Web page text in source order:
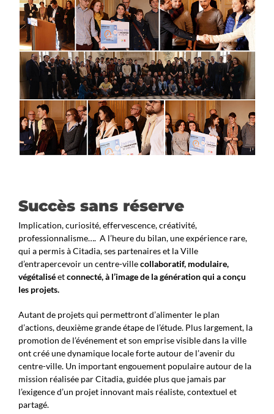
Succès sans réserve
Implication, curiosité, effervescence, créativité,
professionnalisme…. A l’heure du bilan, une expérience rare,
qui a permis à Citadia, ses partenaires et la Ville
d’entrapercevoir un centre-villecollaboratif, modulaire,
végétaliséetconnecté, à l’image de la génération qui a conçu
les projets.
Autant de projets qui permettront d’alimenter le plan
d’actions, deuxième grande étape de l’étude. Plus largement, la
promotion de l’événement et son emprise visible dans la ville
ont créé une dynamique locale forte autour de l’avenir du
centre-ville. Un important engouement populaire autour de la
mission réalisée par Citadia, guidée plus que jamais par
l’exigence d’un projet innovant mais réaliste, contextuel et
partagé.